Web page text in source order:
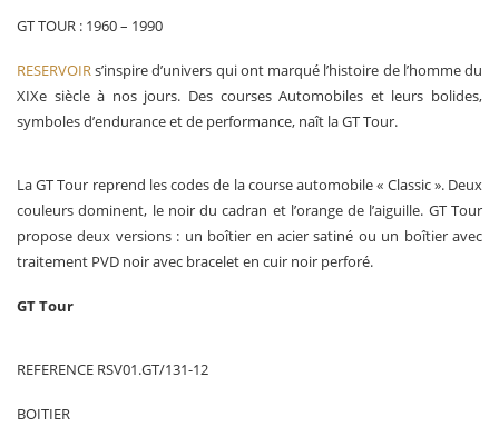
GT TOUR : 1960 – 1990
RESERVOIRs’inspire d’univers qui ont marqué l’histoire de l’homme du
XIXe siècle à nos jours. Des courses Automobiles et leurs bolides,
symboles d’endurance et de performance, naît la GT Tour.
La GT Tour reprend les codes de la course automobile « Classic ». Deux
couleurs dominent, le noir du cadran et l’orange de l’aiguille. GT Tour
propose deux versions : un boîtier en acier satiné ou un boîtier avec
traitement PVD noir avec bracelet en cuir noir perforé.
GT Tour
REFERENCE RSV01.GT/131-12
BOITIER